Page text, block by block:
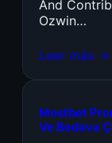
And
Ozwin…
Leer más →
Mostbet
Ve Bedava